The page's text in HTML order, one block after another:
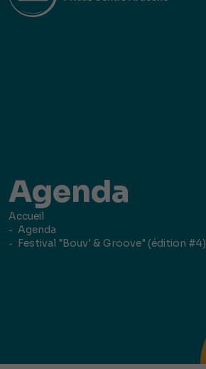
Agenda
Accueil
Agenda
Festival "Bouv' & Groove" (édition #4)